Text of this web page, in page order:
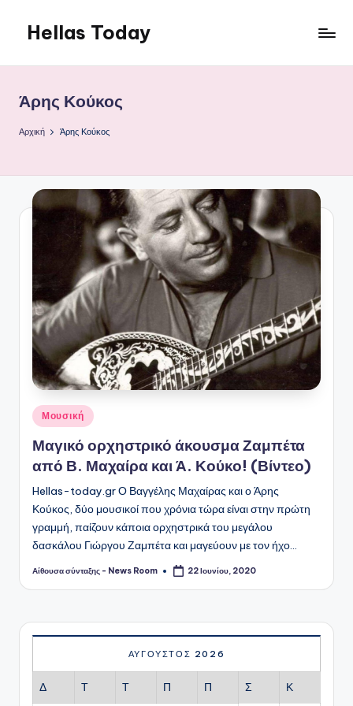
Μετάβαση
περιεχόμενο
Hellas Today
Άρης Κούκος
Αρχική Άρης Κούκος
Αναρτήθηκε
σε
Μουσική
Μαγικό ορχηστρικό άκουσμα Ζαμπέτα
από Β. Μαχαίρα και Ά. Κούκο! (Βίντεο)
Hellas-today.gr Ο Βαγγέλης Μαχαίρας και ο Άρης
Κούκος, δύο μουσικοί που χρόνια τώρα είναι στην πρώτη
γραμμή, παίζουν κάποια ορχηστρικά του μεγάλου
δασκάλου Γιώργου Ζαμπέτα και μαγεύουν με τον ήχο…
Συγγραφέας:
Αίθουσα σύνταξης - News Room 22 Ιουνίου, 2020
ΑΎΓΟΥΣΤΟΣ 2026
Δ Τ Τ Π Π Σ Κ